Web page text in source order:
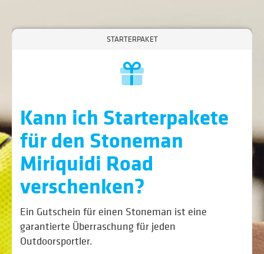
STARTERPAKET
Kann ich Starterpakete
für den Stone­­­man
Miriquidi Road
verschenken?
Ein Gutschein für einen Stone­man ist eine
garantierte Überraschung für jeden
Outdoorsportler.